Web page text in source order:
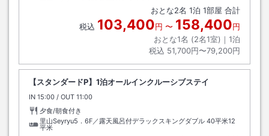
おとな2名 1泊 1部屋 合計
税込 103,400円 〜 158,400円
おとな1名 (2名1室)｜ 1泊
税込 51,700円〜79,200円
【スタンダードP】1泊オールインクルーシブステイ
IN チェックイン
15:00 / OUT チェックアウト
11:00
夕食/朝食付き
里山Seyryu5．6F／露天風呂付デラックスキングダブル 40平米12
平米